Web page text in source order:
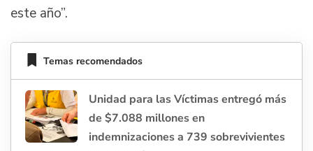
este año”.
Temas recomendados
Unidad para las Víctimas entregó más
de $7.088 millones en
indemnizaciones a 739 sobrevivientes